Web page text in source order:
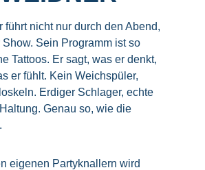
führt nicht nur durch den Abend,
Show. Sein Programm ist so
Tattoos. Er sagt, was er denkt,
er fühlt. Kein Weichspüler,
Erdiger Schlager, echte
Genau so, wie die
eigenen Partyknallern wird